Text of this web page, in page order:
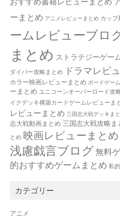
ーまとめ アニメレビューまとめ カップ
ームレビューブロ
まとめ ストラテジーゲー
ダイバー攻略まとめ ドラマレビ
ホラー映画レビューまとめ ボードゲー
ーまとめ ユニコーンオーバーロード攻
イクデッキ構築カードゲームレビューま
レビューまとめ 三国志大戦デッキま
志大戦動画まとめ 三国志大戦攻略ま
とめ 映画レビューまとめ
浅慮戯言ブログ無料
的おすすめゲームまとめ 私
カテゴリー
アニメ